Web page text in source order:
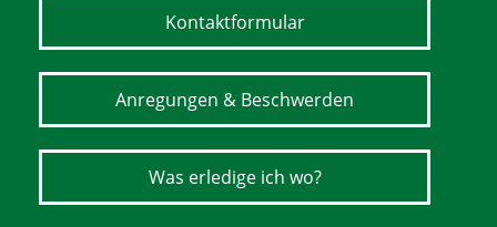
Kontaktformular
Anregungen & Beschwerden
Was erledige ich wo?